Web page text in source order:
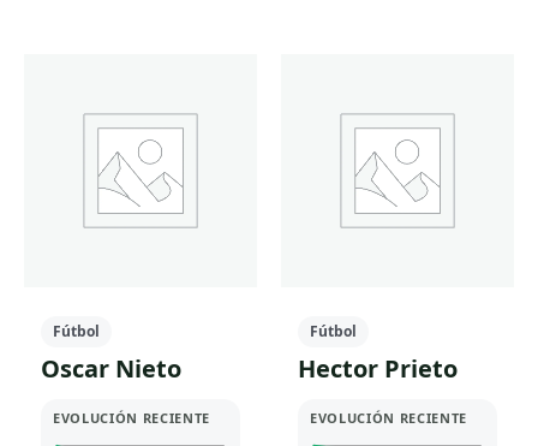
variantes.
opciones
pueden
la
de
producto
variantes.
opciones
pueden
la
de
producto
Fútbol
Oscar Nieto
EVOLUCIÓN RECIENTE
Fútbol
Hector Prieto
EVOLUCIÓN RECIENTE